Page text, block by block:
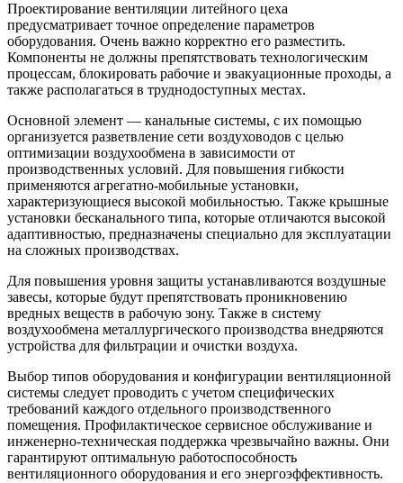
Проектирование вентиляции литейного цеха
предусматривает точное определение параметров
оборудования. Очень важно корректно его разместить.
Компоненты не должны препятствовать технологическим
процессам, блокировать рабочие и эвакуационные проходы, а
также располагаться в труднодоступных местах.
Основной элемент — канальные системы, с их помощью
организуется разветвление сети воздуховодов с целью
оптимизации воздухообмена в зависимости от
производственных условий. Для повышения гибкости
применяются агрегатно-мобильные установки,
характеризующиеся высокой мобильностью. Также крышные
установки бесканального типа, которые отличаются высокой
адаптивностью, предназначены специально для эксплуатации
на сложных производствах.
Для повышения уровня защиты устанавливаются воздушные
завесы, которые будут препятствовать проникновению
вредных веществ в рабочую зону. Также в систему
воздухообмена металлургического производства внедряются
устройства для фильтрации и очистки воздуха.
Выбор типов оборудования и конфигурации вентиляционной
системы следует проводить с учетом специфических
требований каждого отдельного производственного
помещения. Профилактическое сервисное обслуживание и
инженерно-техническая поддержка чрезвычайно важны. Они
гарантируют оптимальную работоспособность
вентиляционного оборудования и его энергоэффективность.